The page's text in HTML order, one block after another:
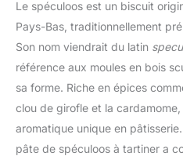
Le spéculoos est un biscuit
Pays-Bas, traditionnellement
Son nom viendrait du latin
référence aux moules en bois
sa forme. Riche en épices
clou de girofle et la
aromatique unique en
pâte de spéculoos à tartiner a